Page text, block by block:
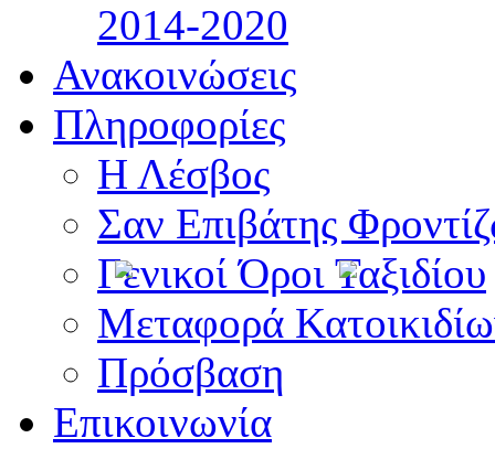
2014-2020
Ανακοινώσεις
Πληροφορίες
Η Λέσβος
Σαν Επιβάτης
Γενικοί Όροι Ταξιδίου
Μεταφορά
Πρόσβαση
Επικοινωνία